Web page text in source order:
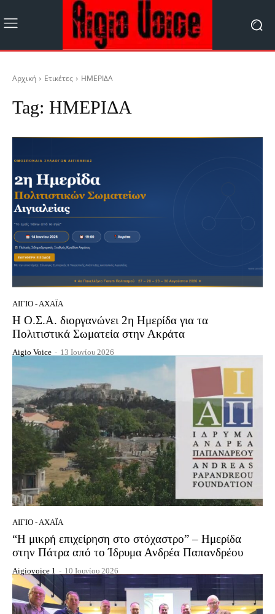
Αρχική Ετικέτες ΗΜΕΡΙΔΑ
Tag: ΗΜΕΡΙΔΑ
ΑΊΓΙΟ - ΑΧΑΪ́Α
Η Ο.Σ.Α. διοργανώνει 2η Ημερίδα για τα
Πολιτιστικά Σωματεία στην Ακράτα
Aigio Voice - 13 Ιουνίου 2026
ΑΊΓΙΟ - ΑΧΑΪ́Α
“Η μικρή επιχείρηση στο στόχαστρο” – Ημερίδα
στην Πάτρα από το Ίδρυμα Ανδρέα Παπανδρέου
Aigiovoice 1 - 10 Ιουνίου 2026